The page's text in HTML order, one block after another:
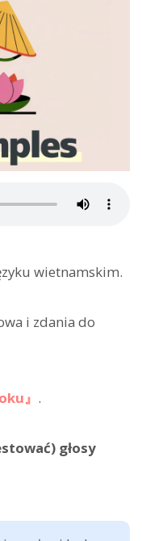
wietnamskim.
i zdania do
』 .
głosy